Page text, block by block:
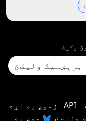
وکړئ
زموږ په اړه API
ونیسئ
موږ په BlueSky کې تعقیب